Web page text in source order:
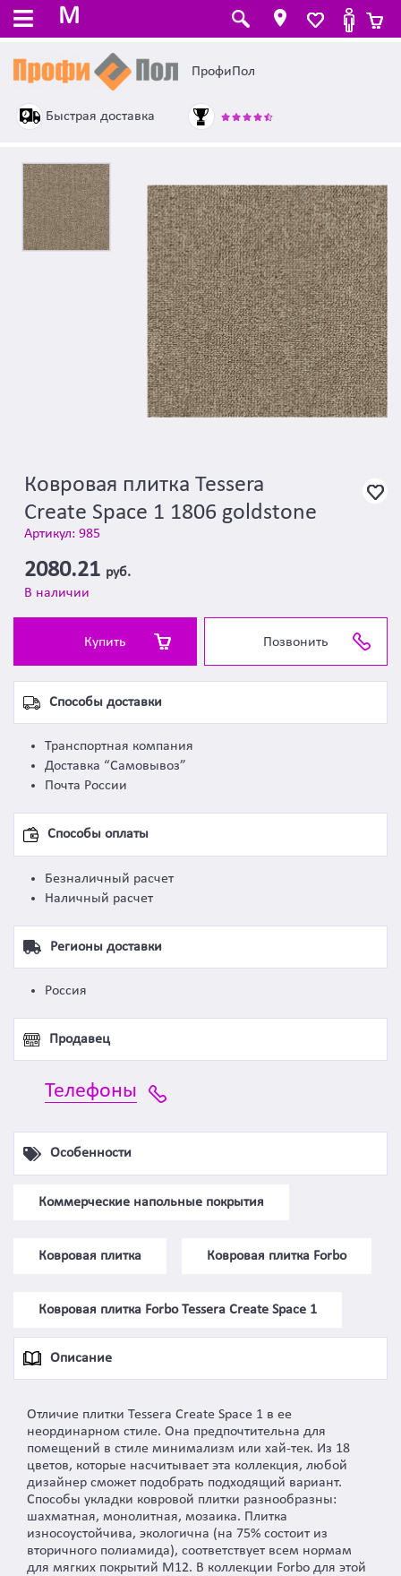
M
ПрофиПол
Быстрая доставка
Ковровая плитка Tessera
Create Space 1 1806 goldstone
Артикул: 985
2080.21 руб.
В наличии
Купить Позвонить
Способы доставки
Транспортная компания
Доставка “Самовывоз”
Почта России
Способы оплаты
Безналичный расчет
Наличный расчет
Регионы доставки
Россия
Продавец
Телефоны
Особенности
Коммерческие напольные покрытия
Ковровая плитка Ковровая плитка Forbo
Ковровая плитка Forbo Tessera Create Space 1
Описание
Отличие плитки Tessera Create Space 1 в ее
неординарном стиле. Она предпочтительна для
помещений в стиле минимализм или хай-тек. Из 18
цветов, которые насчитывает эта коллекция, любой
дизайнер сможет подобрать подходящий вариант.
Способы укладки ковровой плитки разнообразны:
шахматная, монолитная, мозаика. Плитка
износоустойчива, экологична (на 75% состоит из
вторичного полиамида), соответствует всем нормам
для мягких покрытий M12. В коллекции Forbo для этой